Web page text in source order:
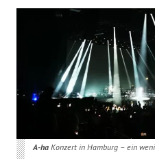
A-haKonzert in Hamburg – ein